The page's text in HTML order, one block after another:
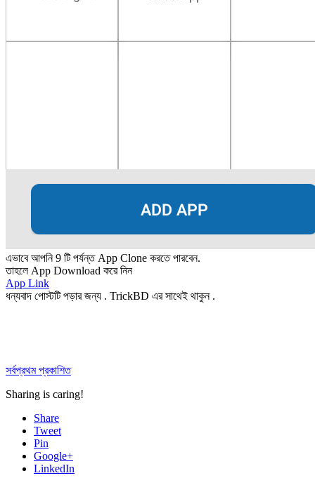
এভাবে আপনি 9 টি পর্যন্ত App Clone করতে পারবেন.
তাহলে App Download করে নিন
App Link
ধন্যবাদ পোস্টটি পড়ার জন্য . TrickBD এর সাথেই থাকুন .
সর্বপ্রথম প্রকাশিত
Sharing is caring!
Share
Tweet
Pin
Google+
LinkedIn